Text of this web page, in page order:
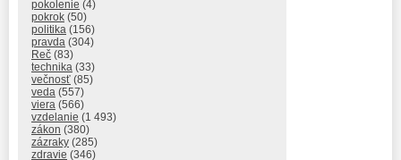
pokolenie (4)
pokrok (50)
politika (156)
pravda (304)
Reč (83)
technika (33)
večnosť (85)
veda (557)
viera (566)
vzdelanie (1 493)
zákon (380)
zázraky (285)
zdravie (346)